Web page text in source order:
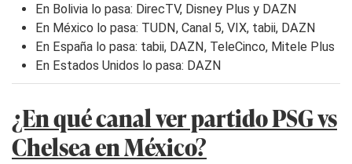
En Bolivia lo pasa: DirecTV, Disney Plus y DAZN
En México lo pasa: TUDN, Canal 5, VIX, tabii, DAZN
En España lo pasa: tabii, DAZN, TeleCinco, Mitele Plus
En Estados Unidos lo pasa: DAZN
¿En qué canal ver partido PSG vs
Chelsea en México?